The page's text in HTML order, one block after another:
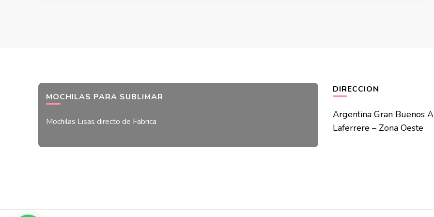
MOCHILAS PARA SUBLIMAR
Mochilas Lisas directo de Fabrica
DIRECCION
Argentina Gran Buenos
Laferrere – Zona Oeste